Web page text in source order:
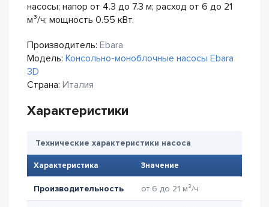
насосы; напор от 4.3 до 7.3 м; расход от 6 до 21
м³/ч; мощность 0.55 кВт.
Производитель: Ebara
Модель: Консольно-моноблочные насосы Ebara
3D
Страна: Италия
Характеристики
Технические характеристики насоса
Характеристика Значение
Производительность от 6 до 21 м³/ч